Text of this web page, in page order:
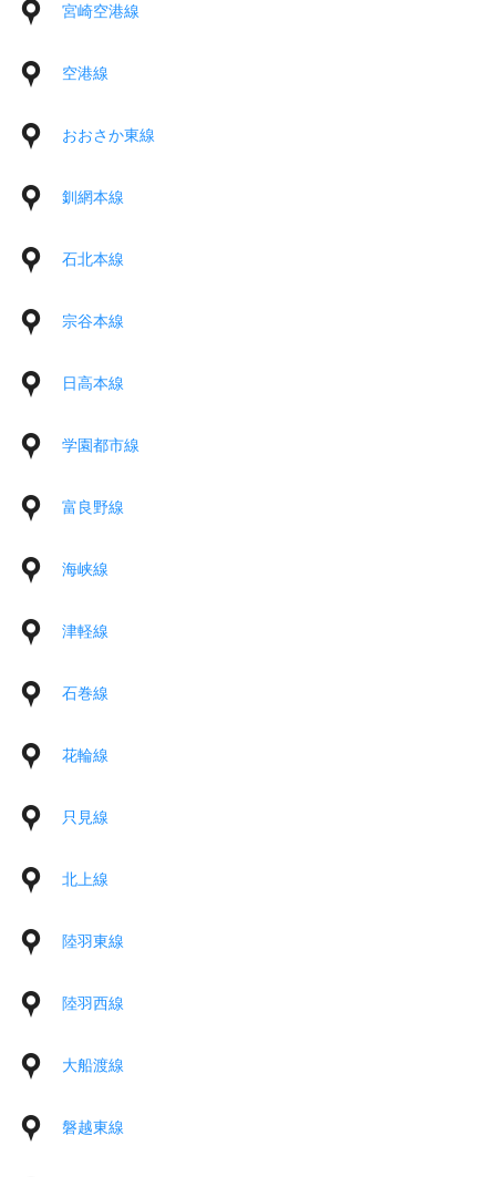
宮崎空港線
空港線
おおさか東線
釧網本線
石北本線
宗谷本線
日高本線
学園都市線
富良野線
海峡線
津軽線
石巻線
花輪線
只見線
北上線
陸羽東線
陸羽西線
大船渡線
磐越東線